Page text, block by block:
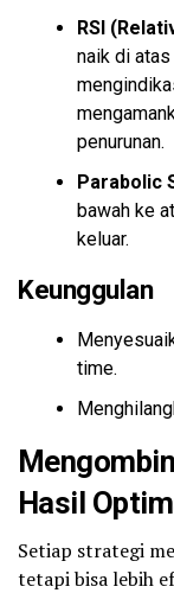
RSI
naik di
penurunan.
Parabolic
bawah ke
keluar.
Keunggulan
time.
Hasil
Setiap strategi
tetapi bisa lebih